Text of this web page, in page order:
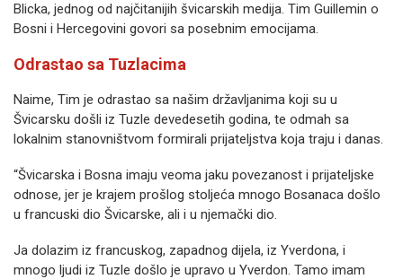
Blicka, jednog od najčitanijih švicarskih medija. Tim Guillemin o
Bosni i Hercegovini govori sa posebnim emocijama.
Odrastao sa Tuzlacima
Naime, Tim je odrastao sa našim državljanima koji su u
Švicarsku došli iz Tuzle devedesetih godina, te odmah sa
lokalnim stanovništvom formirali prijateljstva koja traju i danas.
“Švicarska i Bosna imaju veoma jaku povezanost i prijateljske
odnose, jer je krajem prošlog stoljeća mnogo Bosanaca došlo
u francuski dio Švicarske, ali i u njemački dio.
Ja dolazim iz francuskog, zapadnog dijela, iz Yverdona, i
mnogo ljudi iz Tuzle došlo je upravo u Yverdon. Tamo imam